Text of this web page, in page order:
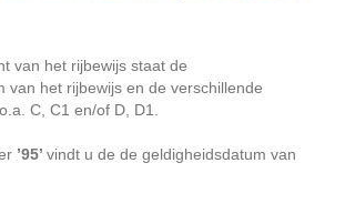
van het rijbewijs staat de
van het rijbewijs en de verschillende
C, C1 en/of D, D1.
’95’ vindt u de de geldigheidsdatum van